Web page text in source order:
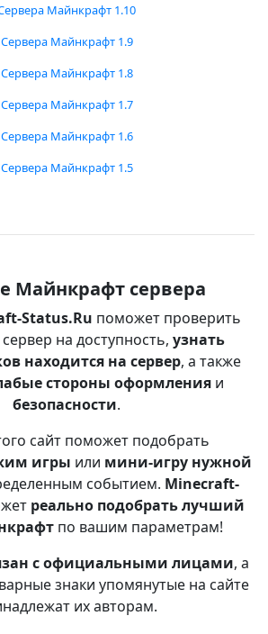
Майнкрафт 1.10
Сервера Майнкрафт 1.9
Сервера Майнкрафт 1.8
Сервера Майнкрафт 1.7
Сервера Майнкрафт 1.6
Сервера Майнкрафт 1.5
Майнкрафт сервера
Status.Ru поможет проверить
на доступность, узнать
находится на сервер, а также
стороны оформления и
безопасности.
сайт поможет подобрать
игры или мини-игру нужной
событием. Minecraft-
реально подобрать лучший
по вашим параметрам!
с официальными лицами, а
знаки упомянутые на сайте
их авторам.